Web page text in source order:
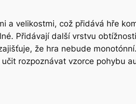
a velikostmi, což přidává hře
Přidávají další vrstvu
že hra nebude
rozpoznávat vzorce pohybu